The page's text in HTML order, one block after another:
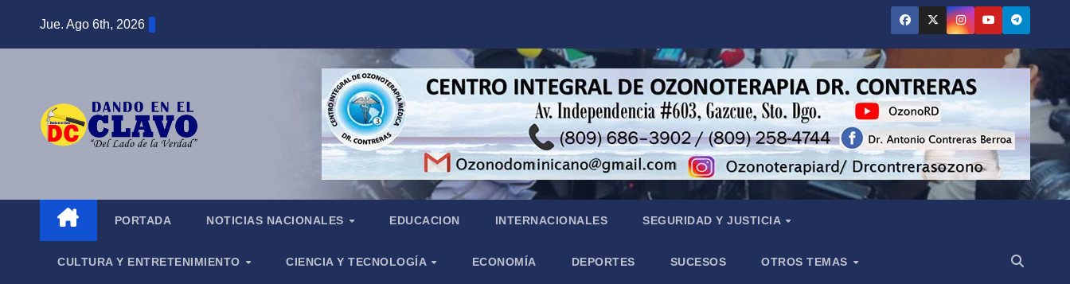
Jue. Ago 6th, 2026
PORTADA NOTICIAS NACIONALES EDUCACION INTERNACIONALES SEGURIDAD Y JUSTICIA
CULTURA Y ENTRETENIMIENTO CIENCIA Y TECNOLOGÍA ECONOMÍA DEPORTES SUCESOS OTROS TEMAS